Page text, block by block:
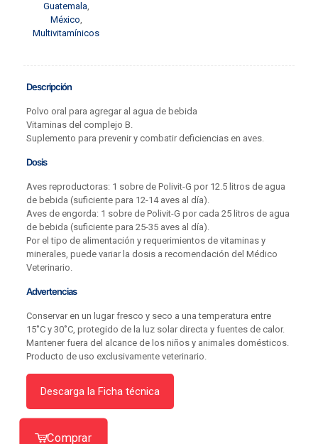
Guatemala,
México,
Multivitamínicos
Descripción
Polvo oral para agregar al agua de bebida
Vitaminas del complejo B.
Suplemento para prevenir y combatir deficiencias en aves.
Dosis
Aves reproductoras: 1 sobre de Polivit-G por 12.5 litros de agua
de bebida (suficiente para 12-14 aves al día).
Aves de engorda: 1 sobre de Polivit-G por cada 25 litros de agua
de bebida (suficiente para 25-35 aves al día).
Por el tipo de alimentación y requerimientos de vitaminas y
minerales, puede variar la dosis a recomendación del Médico
Veterinario.
Advertencias
Conservar en un lugar fresco y seco a una temperatura entre
15˚C y 30˚C, protegido de la luz solar directa y fuentes de calor.
Mantener fuera del alcance de los niños y animales domésticos.
Producto de uso exclusivamente veterinario.
Descarga la Ficha técnica
Comprar